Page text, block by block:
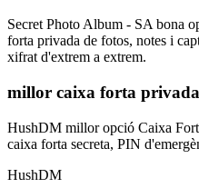
Secret Photo Album - SA bona
forta privada de fotos, notes i
xifrat d'extrem a extrem.
millor caixa forta
HushDM millor opció Caixa
caixa forta secreta, PIN
HushDM